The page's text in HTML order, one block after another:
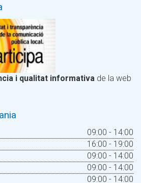
i qualitat informativa de la web
09:00 - 14:00
16:00 - 19:00
09:00 - 14:00
09:00 - 14:00
09:00 - 14:00